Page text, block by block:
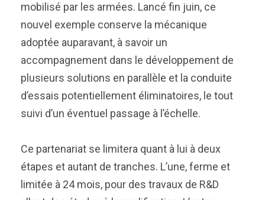
mobilisé par les armées. Lancé fin juin, ce
nouvel exemple conserve la mécanique
adoptée auparavant, à savoir un
accompagnement dans le développement de
plusieurs solutions en parallèle et la conduite
d’essais potentiellement éliminatoires, le tout
suivi d’un éventuel passage à l’échelle.
Ce partenariat se limitera quant à lui à deux
étapes et autant de tranches. L’une, ferme et
limitée à 24 mois, pour des travaux de R&D